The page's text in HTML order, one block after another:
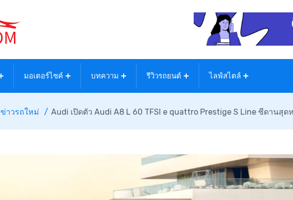
มอเตอร์ไซค์ บทความ รีวิวรถยนต์ ไลฟ์สไตล์
ข่าวรถใหม่ Audi เปิดตัว Audi A8 L 60 TFSI e quattro Prestige S Line ซีดานสุ